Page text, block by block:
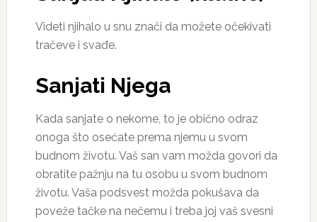
Videti njihalo u snu znači da možete očekivati
tračeve i svađe.
Sanjati Njega
Kada sanjate o nekome, to je obično odraz
onoga što osećate prema njemu u svom
budnom životu. Vaš san vam možda govori da
obratite pažnju na tu osobu u svom budnom
životu. Vaša podsvest možda pokušava da
poveže tačke na nečemu i treba joj vaš svesni